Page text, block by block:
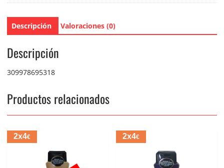
Descripción Valoraciones (0)
Descripción
309978695318
Productos relacionados
2x4€ 2x4€